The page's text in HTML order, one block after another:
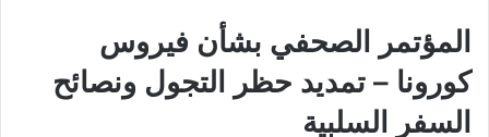
المؤتمر الصحفي بشأن فيروس
كورونا – تمديد حظر التجول ونصائح
السفر السلبية